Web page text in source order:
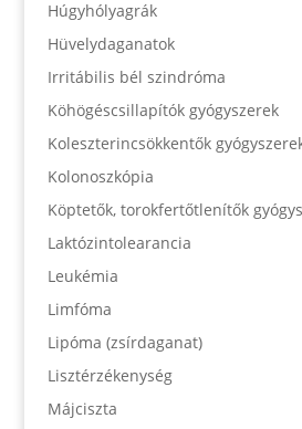
Húgyhólyagrák
Hüvelydaganatok
Irritábilis bél szindróma
Köhögéscsillapítók gyógyszerek
Koleszterincsökkentők
Kolonoszkópia
Köptetők, torokfertőtlenítők
Laktózintolearancia
Leukémia
Limfóma
Lipóma (zsírdaganat)
Lisztérzékenység
Májciszta